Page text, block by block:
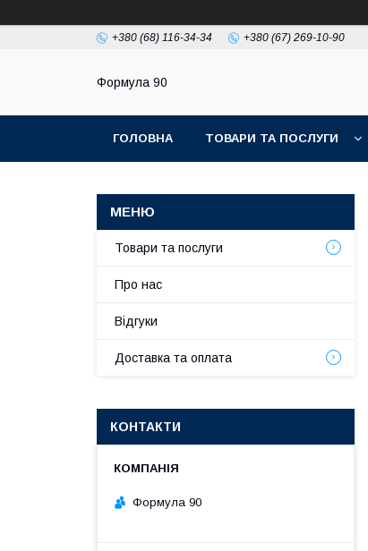
+380 (68) 116-34-34 +380 (67) 269-10-90
Формула 90
ГОЛОВНА ТОВАРИ ТА ПОСЛУГИ
Товари та послуги
Про нас
Відгуки
Доставка та оплата
КОНТАКТИ
Формула 90